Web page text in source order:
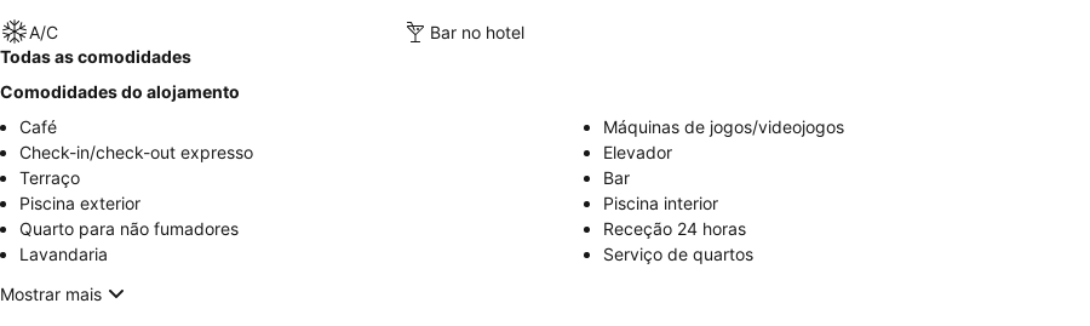
A/C
Bar no hotel
Todas as comodidades
Comodidades do alojamento
Café
Máquinas de jogos/videojogos
Check-in/check-out expresso
Elevador
Terraço
Bar
Piscina exterior
Piscina interior
Quarto para não fumadores
Receção 24 horas
Lavandaria
Serviço de quartos
Mostrar mais